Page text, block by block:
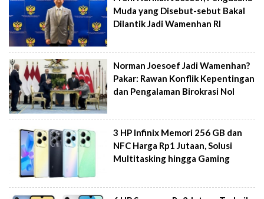
Muda yang Disebut-sebut Bakal
Dilantik Jadi Wamenhan RI
Norman Joesoef Jadi Wamenhan?
Pakar: Rawan Konflik Kepentingan
dan Pengalaman Birokrasi Nol
3 HP Infinix Memori 256 GB dan
NFC Harga Rp1 Jutaan, Solusi
Multitasking hingga Gaming